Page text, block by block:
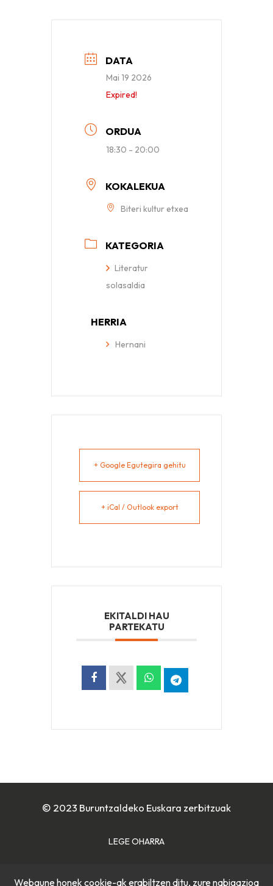
DATA
Mai 19 2026
Expired!
ORDUA
18:30 - 20:00
KOKALEKUA
Biteri kultur etxea
KATEGORIA
Literatur
solasaldia
HERRIA
Hernani
+ Google Egutegira gehitu
+ iCal / Outlook export
EKITALDI HAU
PARTEKATU
© 2023 Buruntzaldeko Euskara zerbitzuak
LEGE OHARRA
Webgune honek cookie-ak erabiltzen ditu, zure nabigazioa